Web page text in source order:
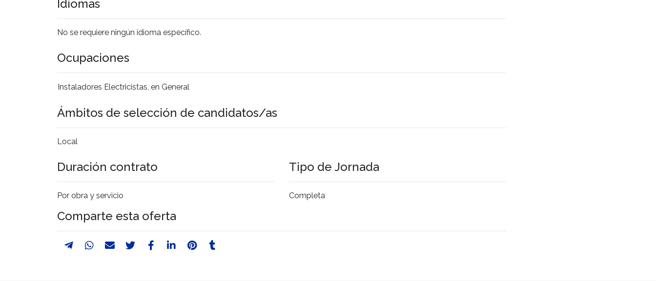
Idiomas
No se requiere ningún idioma específico.
Ocupaciones
Instaladores Electricistas, en General
Ámbitos de selección de candidatos/as
Local
Duración contrato
Por obra y servicio
Tipo de Jornada
Completa
Comparte esta oferta